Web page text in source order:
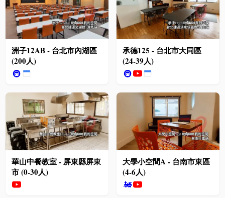
洲子12AB - 台北市內湖區
(200人)
🚇
承德125 - 台北市大同區
(24-39人)
🚇
華山中餐教室 - 屏東縣屏東
市 (0-30人)
大學小空間A - 台南市東區
(4-6人)
🚂